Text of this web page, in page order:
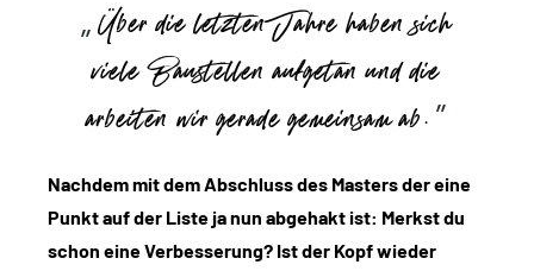
Über die letzten Jahre haben sich
viele Baustellen aufgetan und die
arbeiten wir gerade gemeinsam ab.
Nachdem mit dem Abschluss des Masters der eine
Punkt auf der Liste ja nun abgehakt ist: Merkst du
schon eine Verbesserung? Ist der Kopf wieder